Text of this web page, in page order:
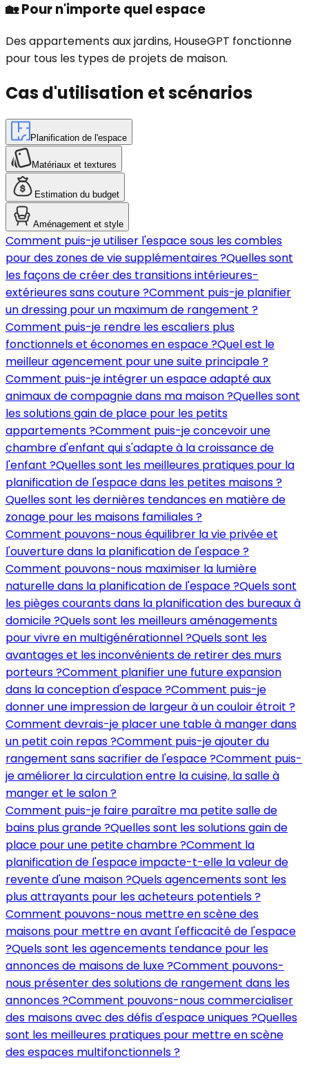
🏡Pour n'importe quel espace
Des appartements aux jardins, HouseGPT fonctionne
pour tous les types de projets de maison.
Cas d'utilisation et scénarios
Planification de l'espace
Matériaux et textures
Estimation du budget
Aménagement et style
Comment puis-je utiliser l'espace sous les combles
pour des zones de vie supplémentaires ?Quelles sont
les façons de créer des transitions intérieures-
extérieures sans couture ?Comment puis-je planifier
un dressing pour un maximum de rangement ?
Comment puis-je rendre les escaliers plus
fonctionnels et économes en espace ?Quel est le
meilleur agencement pour une suite principale ?
Comment puis-je intégrer un espace adapté aux
animaux de compagnie dans ma maison ?Quelles sont
les solutions gain de place pour les petits
appartements ?Comment puis-je concevoir une
chambre d'enfant qui s'adapte à la croissance de
l'enfant ?Quelles sont les meilleures pratiques pour la
planification de l'espace dans les petites maisons ?
Quelles sont les dernières tendances en matière de
zonage pour les maisons familiales ?
Comment pouvons-nous équilibrer la vie privée et
l'ouverture dans la planification de l'espace ?
Comment pouvons-nous maximiser la lumière
naturelle dans la planification de l'espace ?Quels sont
les pièges courants dans la planification des bureaux à
domicile ?Quels sont les meilleurs aménagements
pour vivre en multigénérationnel ?Quels sont les
avantages et les inconvénients de retirer des murs
porteurs ?Comment planifier une future expansion
dans la conception d'espace ?Comment puis-je
donner une impression de largeur à un couloir étroit ?
Comment devrais-je placer une table à manger dans
un petit coin repas ?Comment puis-je ajouter du
rangement sans sacrifier de l'espace ?Comment puis-
je améliorer la circulation entre la cuisine, la salle à
manger et le salon ?
Comment puis-je faire paraître ma petite salle de
bains plus grande ?Quelles sont les solutions gain de
place pour une petite chambre ?Comment la
planification de l'espace impacte-t-elle la valeur de
revente d'une maison ?Quels agencements sont les
plus attrayants pour les acheteurs potentiels ?
Comment pouvons-nous mettre en scène des
maisons pour mettre en avant l'efficacité de l'espace
?Quels sont les agencements tendance pour les
annonces de maisons de luxe ?Comment pouvons-
nous présenter des solutions de rangement dans les
annonces ?Comment pouvons-nous commercialiser
des maisons avec des défis d'espace uniques ?Quelles
sont les meilleures pratiques pour mettre en scène
des espaces multifonctionnels ?